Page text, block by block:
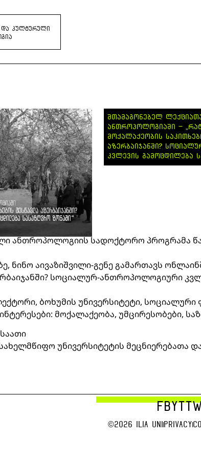
ᲓᲐ ᲙᲣᲚᲢᲣᲠᲣᲚᲘ
ᲨᲗᲐᲛᲐᲒᲝᲜᲔᲑᲔᲚ
ᲐᲜᲗᲠᲝᲞᲝᲚᲝᲒᲘᲐᲨᲘ –
ᲛᲝᲥᲐᲚᲐᲥᲔᲝᲑᲘᲡ
ᲐᲖᲔᲠᲑᲐᲘᲯᲐᲜᲨᲘ?
ᲙᲕᲚᲔᲕᲘᲡ ᲒᲐᲛᲝᲪᲓᲘᲚᲔᲑᲐ
ანთროპოლოგიის სადოქტორო პროგრამა
ნინო აივაზიშვილი-გენე გამართავს
სოციალურ-ანთროპოლოგიური
ბოხუმის უნივერსიტეტი,
მოქალაქეობა, უმცირესობები,
უნივერსიტეტის მეცნიერებათა
FBYT
©2026 Ilia uniPrivacy